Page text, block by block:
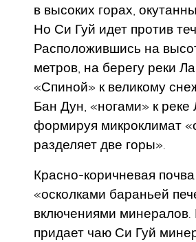
в высоких горах,
Но Си Гуй идет против
Расположившись на
метров, на берегу реки
«Спиной» к великому
Бан Дун, «ногами» к реке
формируя микроклимат
разделяет две горы».
Красно-коричневая
«осколками бараньей
включениями
придает чаю Си Гуй